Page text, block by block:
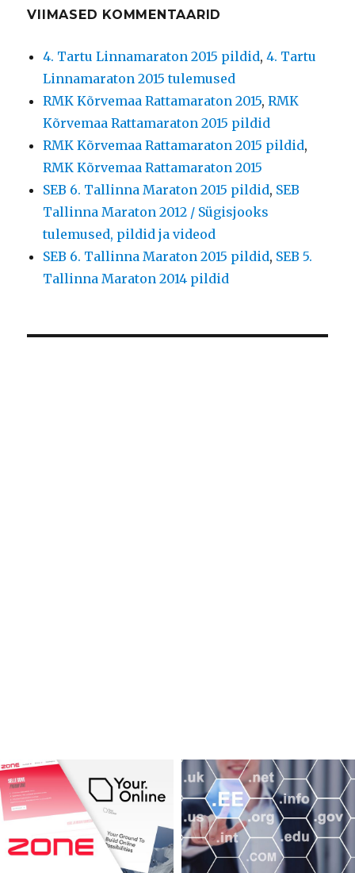
VIIMASED KOMMENTAARID
4. Tartu Linnamaraton 2015 pildid,4. Tartu
Linnamaraton 2015 tulemused
RMK Kõrvemaa Rattamaraton 2015,RMK
Kõrvemaa Rattamaraton 2015 pildid
RMK Kõrvemaa Rattamaraton 2015 pildid,
RMK Kõrvemaa Rattamaraton 2015
SEB 6. Tallinna Maraton 2015 pildid, SEB
Tallinna Maraton 2012 / Sügisjooks
tulemused, pildid ja videod
SEB 6. Tallinna Maraton 2015 pildid, SEB 5.
Tallinna Maraton 2014 pildid